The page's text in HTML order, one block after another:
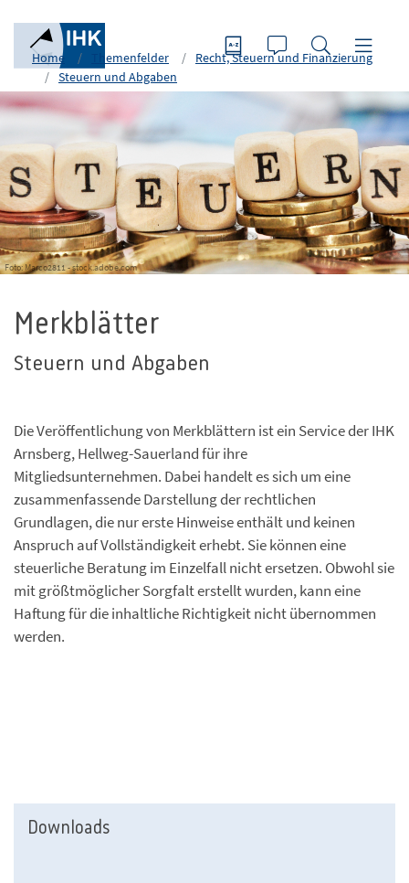
Home Themenfelder
Recht, Steuern und Finanzierung
Steuern und Abgaben
Foto: Marco2811 - stock.adobe.com
Merkblätter
Steuern und Abgaben
Die Veröffentlichung von Merkblättern ist ein Service der IHK
Arnsberg, Hellweg-Sauerland für ihre
Mitgliedsunternehmen. Dabei handelt es sich um eine
zusammenfassende Darstellung der rechtlichen
Grundlagen, die nur erste Hinweise enthält und keinen
Anspruch auf Vollständigkeit erhebt. Sie können eine
steuerliche Beratung im Einzelfall nicht ersetzen. Obwohl sie
mit größtmöglicher Sorgfalt erstellt wurden, kann eine
Haftung für die inhaltliche Richtigkeit nicht übernommen
werden.
Downloads